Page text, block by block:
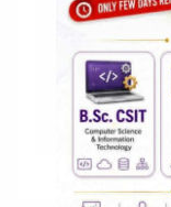
दिवंगत
प्रज्वलन
१९ जेष्ठ २०८३,
२०८३, मंगलवार १०:२७